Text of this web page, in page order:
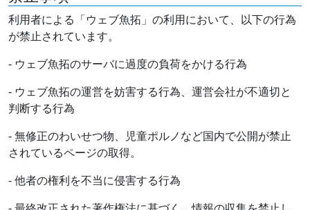
利用者による「ウェブ魚拓」の利用において、以下の行為
が禁止されています。
- ウェブ魚拓のサーバに過度の負荷をかける行為
- ウェブ魚拓の運営を妨害する行為、運営会社が不適切と
判断する行為
- 無修正のわいせつ物、児童ポルノなど国内で公開が禁止
されているページの取得。
- 他者の権利を不当に侵害する行為